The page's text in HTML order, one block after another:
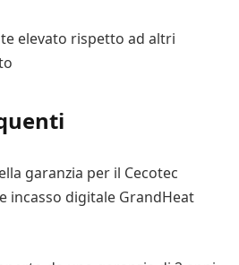
elevato rispetto ad altri
garanzia per il Cecotec
incasso digitale GrandHeat